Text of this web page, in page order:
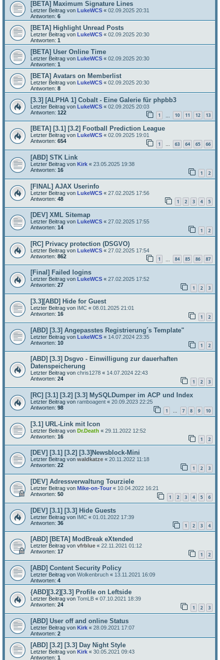
[BETA] Maximum Signature Lines
Letzter Beitrag von LukeWCS « 02.09.2025 20:31
Antworten: 6
[BETA] Highlight Unread Posts
Letzter Beitrag von LukeWCS « 02.09.2025 20:30
Antworten: 1
[BETA] User Online Time
Letzter Beitrag von LukeWCS « 02.09.2025 20:30
Antworten: 1
[BETA] Avatars on Memberlist
Letzter Beitrag von LukeWCS « 02.09.2025 20:30
Antworten: 8
[3.3] [ALPHA 1] Cobalt - Eine Galerie für phpbb3
Letzter Beitrag von LukeWCS « 02.09.2025 20:03
Antworten: 122 1 10 11 12 13
[BETA] [3.1] [3.2] Football Prediction League
Letzter Beitrag von LukeWCS « 02.09.2025 19:01
Antworten: 654 1 … 63 64 65 66
[ABD] STK Link
Letzter Beitrag von Kirk « 23.05.2025 19:38
Antworten: 16 1 2
[FINAL] AJAX Userinfo
Letzter Beitrag von LukeWCS « 27.02.2025 17:56
Antworten: 48 1 2 3 4 5
[DEV] XML Sitemap
Letzter Beitrag von LukeWCS « 27.02.2025 17:55
Antworten: 14 1 2
[RC] Privacy protection (DSGVO)
Letzter Beitrag von LukeWCS « 27.02.2025 17:54
Antworten: 862 1 84 85 86 87
[Final] Failed logins
Letzter Beitrag von LukeWCS « 27.02.2025 17:52
Antworten: 27 1 2 3
[3.3][ABD] Hide for Guest
Letzter Beitrag von IMC « 08.01.2025 21:01
Antworten: 16 1 2
[ABD] [3.3] Angepasstes Registrierung´s Template"
Letzter Beitrag von LukeWCS « 14.07.2024 23:35
Antworten: 10 1 2
[ABD] [3.3] Dsgvo - Einwilligung zur dauerhaften
Datenspeicherung
Letzter Beitrag von chris1278 « 14.07.2024 22:43
Antworten: 24 1 2 3
[RC] [3.1] [3.2] [3.3] MySQLDumper im ACP und Index
Letzter Beitrag von ramboagent « 20.09.2023 22:25
Antworten: 98 1 … 7 8 9 10
[3.1] URL-Link mit Icon
Letzter Beitrag von Dr.Death « 29.11.2022 12:52
Antworten: 16 1 2
[DEV] [3.1] [3.2] [3.3]Newsblock-Mini
Letzter Beitrag von waldkatze « 20.11.2022 11:18
Antworten: 22 1 2 3
[DEV] Adressverwaltung Tourziele
Letzter Beitrag von Mike-on-Tour « 10.04.2022 16:21
Antworten: 50 1 2 3 4 5 6
[DEV] [3.1] [3.3] Hide Guests
Letzter Beitrag von IMC « 01.01.2022 17:39
Antworten: 36 1 2 3 4
[ABD] [BETA] ModBreak eXtended
Letzter Beitrag von vfrblue « 22.11.2021 01:12
Antworten: 17 1 2
[ABD] Content Security Policy
Letzter Beitrag von Wolkenbruch « 13.11.2021 16:09
Antworten: 4
{ABD][3.2][3.3] Profile on Leftside
Letzter Beitrag von TomLB « 07.10.2021 18:39
Antworten: 24 1 2 3
[ABD] User off and online Status
Letzter Beitrag von Kirk « 28.09.2021 17:07
Antworten: 2
[ABD] [3.2] [3.3] Day Night Style
Letzter Beitrag von Kirk « 30.05.2021 09:43
Antworten: 1